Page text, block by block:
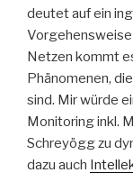
deutet auf ein
Vorgehensweise
Netzen kommt
Phänomenen,
sind. Mir würde
Monitoring inkl.
Schreyögg zu
dazu auch